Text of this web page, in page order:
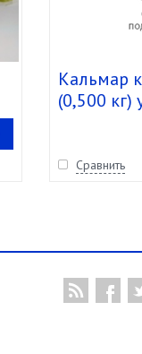
Кальмар
(0,500 кг)
Сравнить